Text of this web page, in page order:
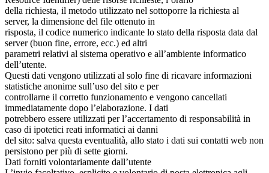
della richiesta, il metodo utilizzato nel sottoporre la richiesta al
server, la dimensione del file ottenuto in
risposta, il codice numerico indicante lo stato della risposta data dal
server (buon fine, errore, ecc.) ed altri
parametri relativi al sistema operativo e all’ambiente informatico
dell’utente.
Questi dati vengono utilizzati al solo fine di ricavare informazioni
statistiche anonime sull’uso del sito e per
controllarne il corretto funzionamento e vengono cancellati
immediatamente dopo l’elaborazione. I dati
potrebbero essere utilizzati per l’accertamento di responsabilità in
caso di ipotetici reati informatici ai danni
del sito: salva questa eventualità, allo stato i dati sui contatti web non
persistono per più di sette giorni.
Dati forniti volontariamente dall’utente